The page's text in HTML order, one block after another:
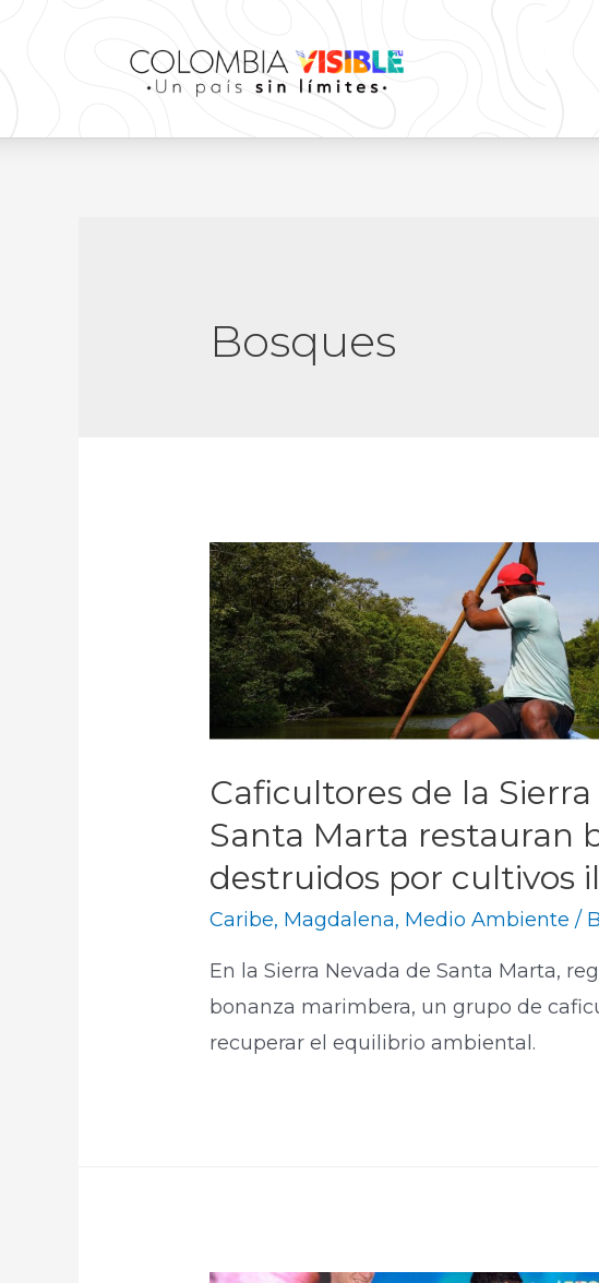
Bosques
Caficultores de la
Santa Marta restauran
destruidos por cultivos
Caribe, Magdalena, Medio Ambiente /
En la Sierra Nevada de Santa Marta,
bonanza marimbera, un grupo de
recuperar el equilibrio ambiental.